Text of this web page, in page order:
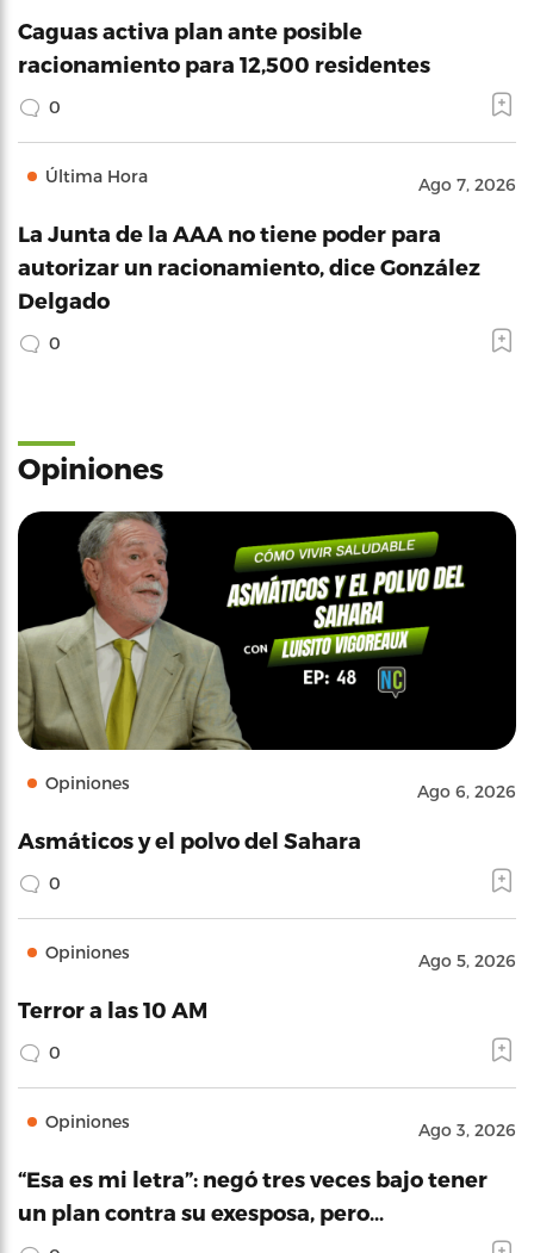
Caguas activa plan ante posible
racionamiento para 12,500 residentes
0
Última Hora Ago 7, 2026
La Junta de la AAA no tiene poder para
autorizar un racionamiento, dice González
Delgado
0
Opiniones
Opiniones Ago 6, 2026
Asmáticos y el polvo del Sahara
0
Opiniones Ago 5, 2026
Terror a las 10 AM
0
Opiniones Ago 3, 2026
“Esa es mi letra”: negó tres veces bajo tener
un plan contra su exesposa, pero…